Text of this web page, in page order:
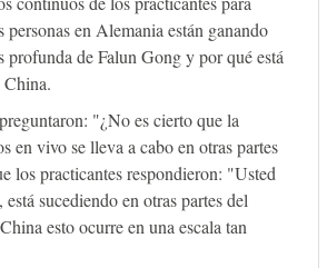
personas en Alemania están ganando
profunda de Falun Gong y por qué está
China.
"¿No es cierto que la
en vivo se lleva a cabo en otras partes
los practicantes respondieron: "Usted
sucediendo en otras partes del
esto ocurre en una escala tan